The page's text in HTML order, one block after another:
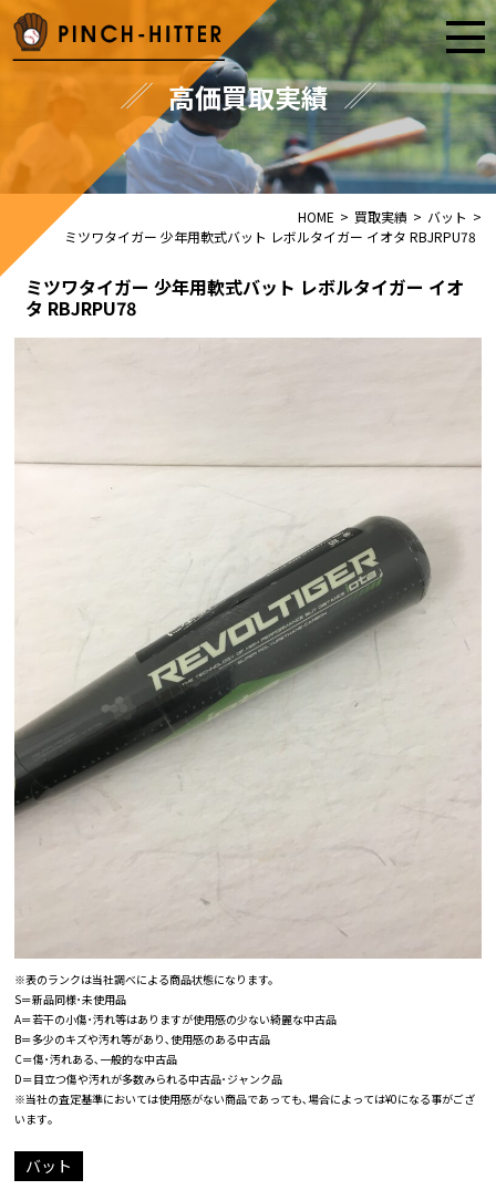
高価買取実績
HOME > 買取実績 > バット >
ミツワタイガー 少年用軟式バット レボルタイガー イオタ RBJRPU78
ミツワタイガー 少年用軟式バット レボルタイガー イオ
タ RBJRPU78
※表のランクは当社調べによる商品状態になります。
S＝新品同様･未使用品
A＝若干の小傷･汚れ等はありますが使用感の少ない綺麗な中古品
B＝多少のキズや汚れ等があり､使用感のある中古品
C＝傷･汚れある､一般的な中古品
D＝目立つ傷や汚れが多数みられる中古品･ジャンク品
※当社の査定基準においては使用感がない商品であっても､場合によっては¥0になる事がござ
います｡
バット